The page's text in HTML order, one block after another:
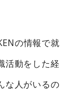
の情報で就
活動をした経
な人がいるの